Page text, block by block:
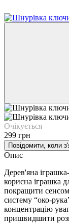
Очікується
299 грн
Повідомити, коли
Опис
Дерев'яна
корисна іграшка
покращити
систему “око-
концентрацію
пришвидшити